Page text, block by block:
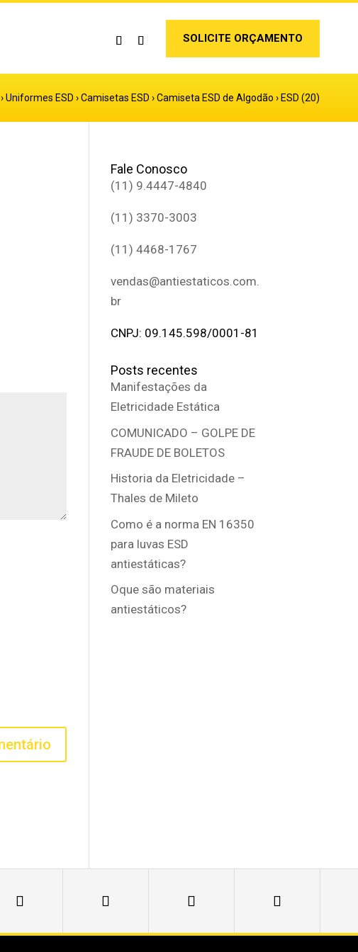
SOLICITE ORÇAMENTO
›Uniformes ESD ›Camisetas ESD ›Camiseta ESD de Algodão › ESD (20)
Fale Conosco
(11) 9.4447-4840
(11) 3370-3003
(11) 4468-1767
vendas@antiestaticos.com.
br
CNPJ: 09.145.598/0001-81
Posts recentes
Manifestações da
Eletricidade Estática
COMUNICADO – GOLPE DE
FRAUDE DE BOLETOS
Historia da Eletricidade –
Thales de Mileto
Como é a norma EN 16350
para luvas ESD
antiestáticas?
Oque são materiais
antiestáticos?